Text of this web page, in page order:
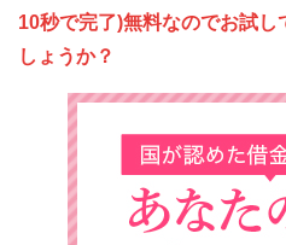
10秒で完了)無料なのでお試
しょうか？